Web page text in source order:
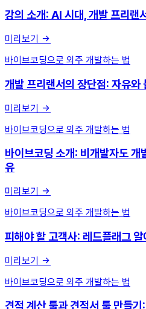
강의 소개: AI 시대, 개발 프리랜
미리보기
바이브코딩으로 외주 개발하는 법
개발 프리랜서의 장단점: 자유와
미리보기
바이브코딩으로 외주 개발하는 법
바이브코딩 소개: 비개발자도 개
유
미리보기
바이브코딩으로 외주 개발하는 법
피해야 할 고객사: 레드플래그 알
미리보기
바이브코딩으로 외주 개발하는 법
견적 계산 툴과 견적서 툴 만들